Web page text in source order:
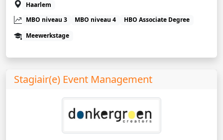
Haarlem
MBO niveau 3
MBO niveau 4
HBO Associate Degree
Meewerkstage
Stagiair(e) Event Management